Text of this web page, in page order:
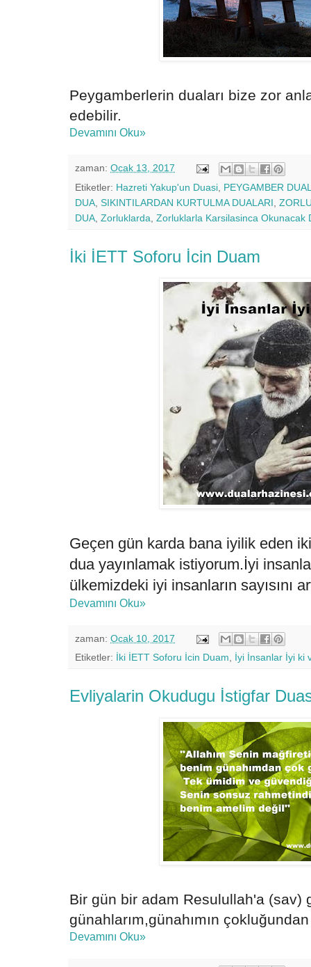
Peygamberlerin duaları bize zor
edebilir.
Devamını Oku»
zaman: Ocak 13, 2017
Etiketler: Hazreti Yakup'un Duasi PEYGAMBER
DUA SIKINTILARDAN KURTULMA DUALARI
DUA Zorluklarda Zorluklarla Karsilasinca Okunacak
İki İETT Soforu İcin Duam
Geçen gün karda bana iyilik eden
dua yayınlamak istiyorum.İyi
ülkemizdeki iyi insanların sayısını
Devamını Oku»
zaman: Ocak 10, 2017
Etiketler: İki İETT Soforu İcin Duam, İyi İnsanlar İyi ki
Evliyalarin Okudugu İstigfar
Bir gün bir adam Resulullah'a (sav)
günahlarım,günahımın
Devamını Oku»